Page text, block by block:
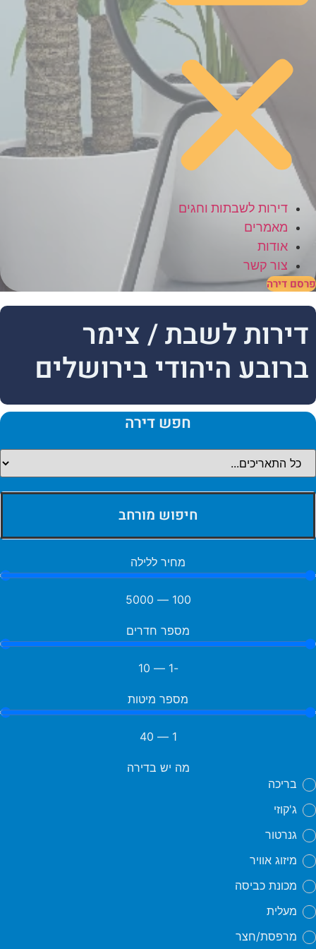
דירות לשבתות וחגים
מאמרים
אודות
צור קשר
דירה
דירות לשבת / צימר
ברובע היהודי בירושלים
חפש דירה
חיפוש מורחב
מחיר ללילה
100
—
5000
מספר חדרים
—
10
מספר מיטות
—
40
מה יש בדירה
בריכה
ג'קוזי
גנרטור
מיזוג אוויר
מכונת כביסה
מעלית
מרפסת/חצר